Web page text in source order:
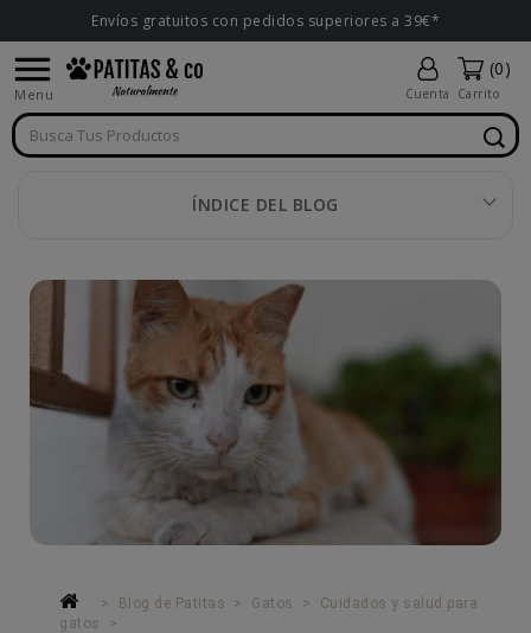
Envíos gratuitos con pedidos superiores a 39€*

Menu Cuenta
(0)
Carrito
ÍNDICE DEL BLOG
Blog de Patitas Gatos
Cuidados y salud para
gatos